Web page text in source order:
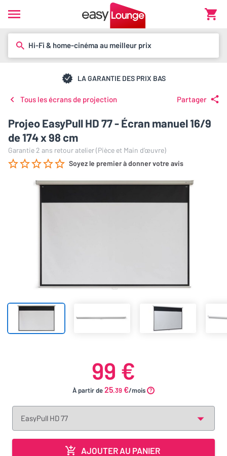
Hi-Fi & home-cinéma au meilleur prix
LA GARANTIE DES PRIX BAS
Tous les écrans de projection Partager
Projeo EasyPull HD 77 - Écran manuel 16/9
de 174 x 98 cm
Garantie 2 ans retour atelier (Pièce et Main d’œuvre)
Soyez le premier à donner votre avis
99 €
À partir de25.39 €/mois
AJOUTER AU PANIER